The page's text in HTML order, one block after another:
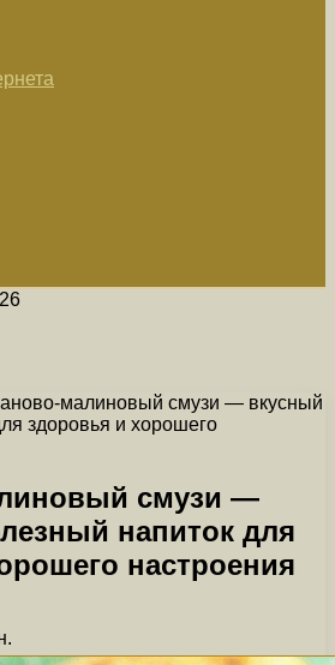
малиновый смузи — вкусный
здоровья и хорошего
смузи —
напиток для
настроения